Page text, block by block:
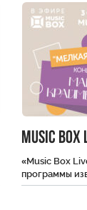
Music Box
«Music Box
программы
съёмка и